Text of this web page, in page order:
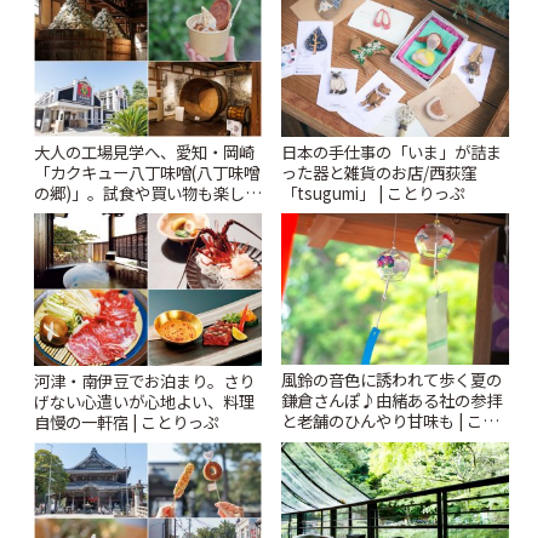
大人の工場見学へ、愛知・岡崎
「カクキュー八丁味噌(八丁味噌
の郷)」。試食や買い物も楽しみ
♪ | ことりっぷ
日本の手仕事の「いま」が詰ま
った器と雑貨のお店/西荻窪
「tsugumi」 | ことりっぷ
河津・南伊豆でお泊まり。さり
げない心遣いが心地よい、料理
自慢の一軒宿 | ことりっぷ
風鈴の音色に誘われて歩く夏の
鎌倉さんぽ♪由緒ある社の参拝
と老舗のひんやり甘味も | こと
りっぷ